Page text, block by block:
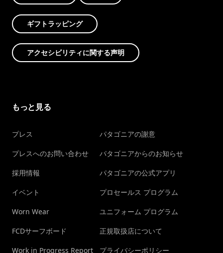
ギフトラッピング
アクセシビリティに関する声明
もっと見る
プレス
プレスへのお問い合わせ
採用情報
イベント
Worn Wear
FCDサーフボード
Work in Progress Report
パタゴニアの謝意
パタゴニアからのお知らせ
パタゴニアの公式アプリ
プロセールス プログラム
ユニフォーム プログラム
正規取扱店について
プライバシーポリシー